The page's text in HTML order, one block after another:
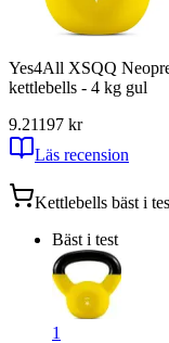
Yes4All XSQQ
kettlebells - 4 kg gul
9.21197 kr
Läs recension
Kettlebells bäst i
Bäst i test
1